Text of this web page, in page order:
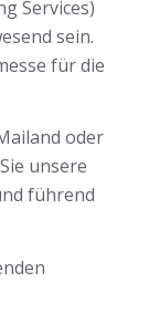
Services)
sein.
für die
oder
unsere
führend